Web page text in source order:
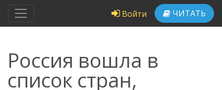
Войти ЧИТАТЬ
Россия вошла в
список стран,